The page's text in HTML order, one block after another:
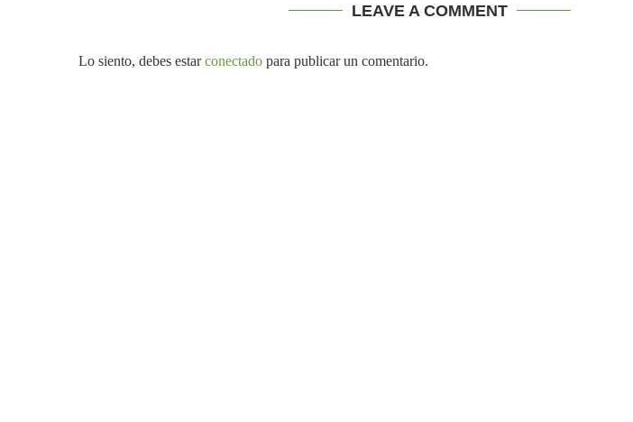
LEAVE A COMMENT
Lo siento, debes estarconectado para publicar un comentario.